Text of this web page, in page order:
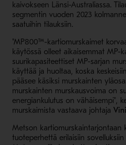
kaivokseen Länsi-Australiassa.
segmentin vuoden 2023
saatuihin tilauksiin.
"MP800™-kartiomurskaimet
käytössä olleet aikaisemmat MP-
suurikapasiteettiset MP-sarjan
käyttää ja huoltaa, koska
pääsee käsiksi murskainten
murskainten murskausvoima on
energiankulutus on vähäisempi",
murskaimista vastaava johtaja
Metson kartiomurskaintarjontaan
tuoteperhettä erilaisiin